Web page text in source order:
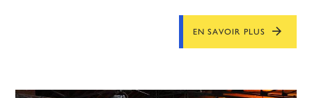
EN SAVOIR PLUS